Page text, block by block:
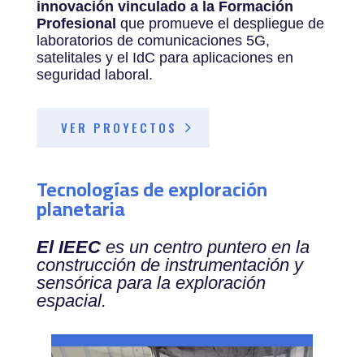
innovación vinculado a la Formación
Profesional que promueve el despliegue de
laboratorios de comunicaciones 5G,
satelitales y el IdC para aplicaciones en
seguridad laboral.
VER PROYECTOS
Tecnologías de exploración
planetaria
El IEECes un centro puntero en la
construcción de instrumentación y
sensórica para la exploración
espacial.